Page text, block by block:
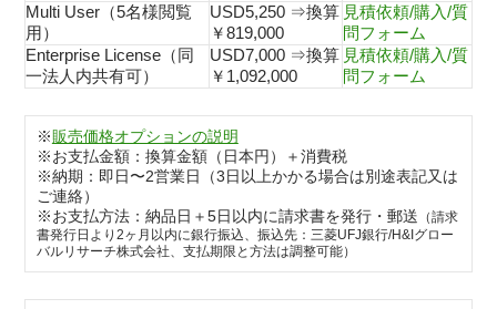
Multi User（5名様閲覧
用）
USD5,250 ⇒換算
￥819,000
見積依頼/購入/質
問フォーム
Enterprise License（同
一法人内共有可）
USD7,000 ⇒換算
￥1,092,000
見積依頼/購入/質
問フォーム
※販売価格オプションの説明
※お支払金額：換算金額（日本円）＋消費税
※納期：即日〜2営業日（3日以上かかる場合は別途表記又は
ご連絡）
※お支払方法：納品日＋5日以内に請求書を発行・郵送 （請求
書発行日より2ヶ月以内に銀行振込、振込先：三菱UFJ銀行/H&Iグロー
バルリサーチ株式会社、支払期限と方法は調整可能）